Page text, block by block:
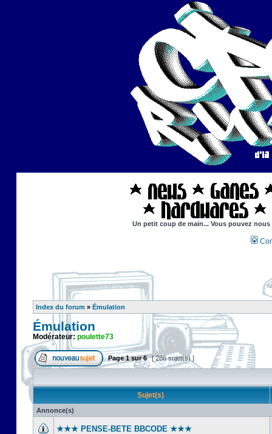
Un petit coup de main... Vous pouvez
Index du forum » Émulation
Émulation
Modérateur: poulette73
Page1sur6 [ 286 sujet(s) ]
Sujet(s)
Annonce(s)
★★★ PENSE-BETE BBCODE ★★★